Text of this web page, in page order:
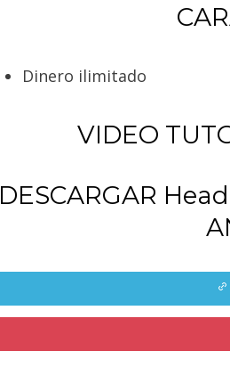
Dinero ilimitado
VIDEO
DESCARGAR